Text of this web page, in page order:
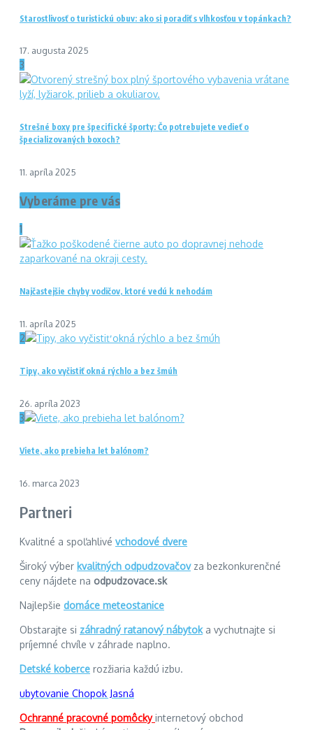
Starostlivosť o turistickú obuv: ako si poradiť s vlhkosťou v topánkach?
17. augusta 2025
3
Strešné boxy pre špecifické športy: Čo potrebujete vedieť o
špecializovaných boxoch?
11. apríla 2025
Vyberáme pre vás
1
Najčastejšie chyby vodičov, ktoré vedú k nehodám
11. apríla 2025
2
Tipy, ako vyčistiť okná rýchlo a bez šmúh
26. apríla 2023
3
Viete, ako prebieha let balónom?
16. marca 2023
Partneri
Kvalitné a spoľahlivé vchodové dvere
Široký výber kvalitných odpudzovačovza bezkonkurenčné
ceny nájdete na odpudzovace.sk
Najlepšie domáce meteostanice
Obstarajte si záhradný ratanový nábytoka vychutnajte si
príjemné chvíle v záhrade naplno.
Detské koberce rozžiaria každú izbu.
ubytovanie Chopok Jasná
Ochranné pracovné pomôckyinternetový obchod